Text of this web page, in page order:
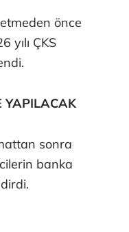
önce
yılı ÇKS
YAPILACAK
sonra
banka